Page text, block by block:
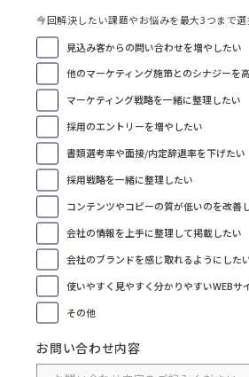
今回解決したい課題やお悩みを最大3つまで選
見込み客からの問い合わせを増やしたい
他のマーケティング施策とのシナジーを
マーケティング戦略を一緒に整理したい
採用のエントリーを増やしたい
書類選考率や面接/内定辞退率を下げたい
採用戦略を一緒に整理したい
コンテンツやコピーの質が低いのを改善
会社の情報を上手に整理して掲載したい
会社のブランドを感じ取れるようにした
使いやすく見やすく分かりやすいWEBサ
その他
お問い合わせ内容